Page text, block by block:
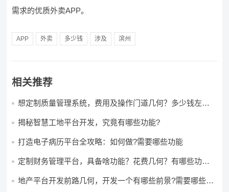
需求的优质外卖APP。
APP 外卖 多少钱 涉及 滨州
相关推荐
想定制质量管理系统，费用及操作门道几何？多少钱左右
揭秘智慧工地平台开发，究竟有哪些功能?
打造电子病历平台全攻略：如何做?需要哪些功能
定制财务管理平台，具备啥功能？花费几何？有哪些功能?
地产平台开发前路几何，开发一个有哪些前景?需要哪些费